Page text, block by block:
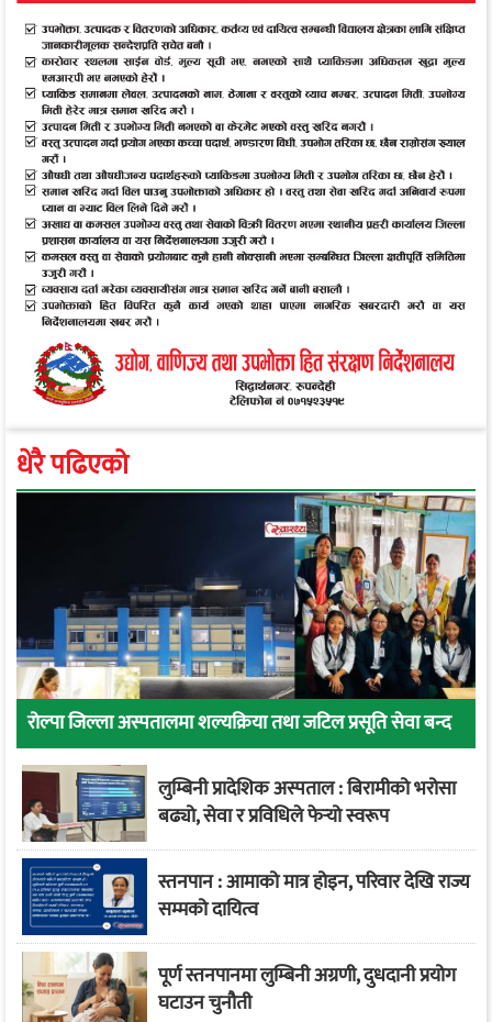
धेरै पढिएको
रोल्पा जिल्ला अस्पतालमा शल्यक्रिया तथा जटिल प्रसूति सेवा बन्द
लुम्बिनी प्रादेशिक अस्पताल : बिरामीको भरोसा
बढ्यो, सेवा र प्रविधिले फेर्‍यो स्वरूप
स्तनपान : आमाको मात्र होइन, परिवार देखि राज्य
सम्मको दायित्व
पूर्ण स्तनपानमा लुम्बिनी अग्रणी, दुधदानी प्रयोग
घटाउन चुनौती